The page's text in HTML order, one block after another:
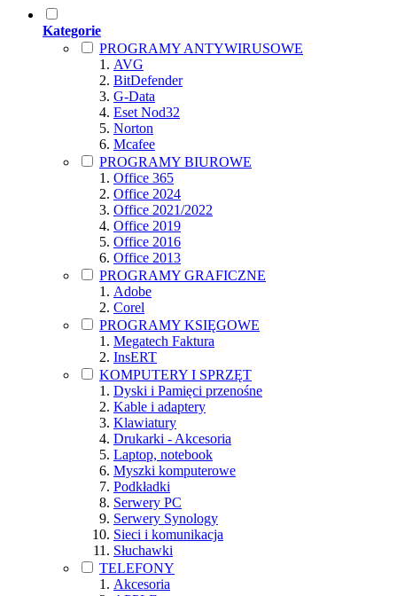
Kategorie
PROGRAMY ANTYWIRUSOWE
AVG
BitDefender
G-Data
Eset Nod32
Norton
Mcafee
PROGRAMY BIUROWE
Office 365
Office 2024
Office 2021/2022
Office 2019
Office 2016
Office 2013
PROGRAMY GRAFICZNE
Adobe
Corel
PROGRAMY KSIĘGOWE
Megatech Faktura
InsERT
KOMPUTERY I SPRZĘT
Dyski i Pamięci przenośne
Kable i adaptery
Klawiatury
Drukarki - Akcesoria
Laptop, notebook
Myszki komputerowe
Podkładki
Serwery PC
Serwery Synology
Sieci i komunikacja
Słuchawki
TELEFONY
Akcesoria